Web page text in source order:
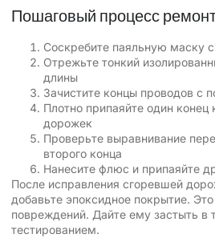
Пошаговый процесс
Соскребите паяльную маску
Отрежьте тонкий
длины
Зачистите концы проводов с
Плотно припаяйте один конец
дорожек
Проверьте выравнивание
второго конца
Нанесите флюс и припаяйте
После исправления сгоревшей
добавьте эпоксидное покрытие.
повреждений. Дайте ему застыть в
тестированием.